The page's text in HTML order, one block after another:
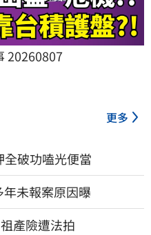
20260807
更多
破功嗑光便當
未報案原因曝
產險遭法拍